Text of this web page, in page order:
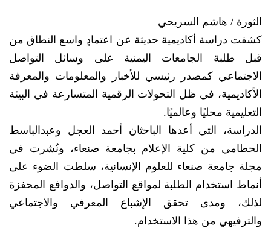
الثورة / هاشم السريحي
كشفت دراسة أكاديمية حديثة عن اعتمادٍ واسع النطاق من
قبل طلبة الجامعات اليمنية على وسائل التواصل
الاجتماعي كمصدر رئيسي للأخبار والمعلومات والمعرفة
الأكاديمية، في ظل التحولات الرقمية المتسارعة في البيئة
التعليمية محليًا وعالميًا.
الدراسة، التي أعدها الباحثان أحمد العجل وعبدالباسط
الحطامي من كلية الإعلام بجامعة صنعاء، ونُشرت في
مجلة جامعة صنعاء للعلوم الإنسانية، سلطت الضوء على
أنماط استخدام الطلبة لمواقع التواصل، والدوافع المحفزة
لذلك، ومدى تحقق الإشباع المعرفي والاجتماعي
والترفيهي من هذا الاستخدام.